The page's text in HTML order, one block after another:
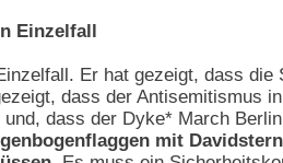
Einzelfall
Er hat gezeigt, dass
dass der Antisemitismus
und, dass der Dyke* March
mit